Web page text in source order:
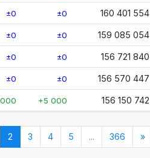
±0 ±0 160 401 554
±0 ±0 159 085 054
±0 ±0 156 721 840
±0 ±0 156 570 447
000 +5 000 156 150 742
2 (nykyinen)
3 4 5 ... 366 »